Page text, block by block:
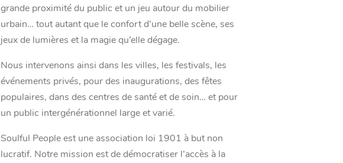
grande proximité du public et un jeu autour du mobilier
urbain… tout autant que le confort d’une belle scène, ses
jeux de lumières et la magie qu’elle dégage.
Nous intervenons ainsi dans les villes, les festivals, les
événements privés, pour des inaugurations, des fêtes
populaires, dans des centres de santé et de soin… et pour
un public intergénérationnel large et varié.
Soulful People est une association loi 1901 à but non
lucratif. Notre mission est de démocratiser l’accès à la